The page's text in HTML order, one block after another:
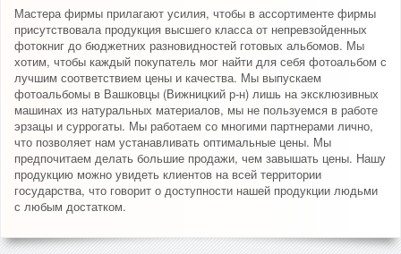
Мастера фирмы прилагают усилия, чтобы в ассортименте фирмы
присутствовала продукция высшего класса от непревзойденных
фотокниг до бюджетних разновидностей готовых альбомов. Мы
хотим, чтобы каждый покупатель мог найти для себя фотоальбом с
лучшим соответствием цены и качества. Мы выпускаем
фотоальбомы в Вашковцы (Вижницкий р-н) лишь на эксклюзивных
машинах из натуральных материалов, мы не пользуемся в работе
эрзацы и суррогаты. Мы работаем со многими партнерами лично,
что позволяет нам устанавливать оптимальные цены. Мы
предпочитаем делать большие продажи, чем завышать цены. Нашу
продукцию можно увидеть клиентов на всей территории
государства, что говорит о доступности нашей продукции людьми
с любым достатком.